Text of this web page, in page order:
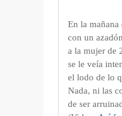
En la mañana
con un
a la mujer de
se le veía
el lodo de lo
Nada, ni las
de ser